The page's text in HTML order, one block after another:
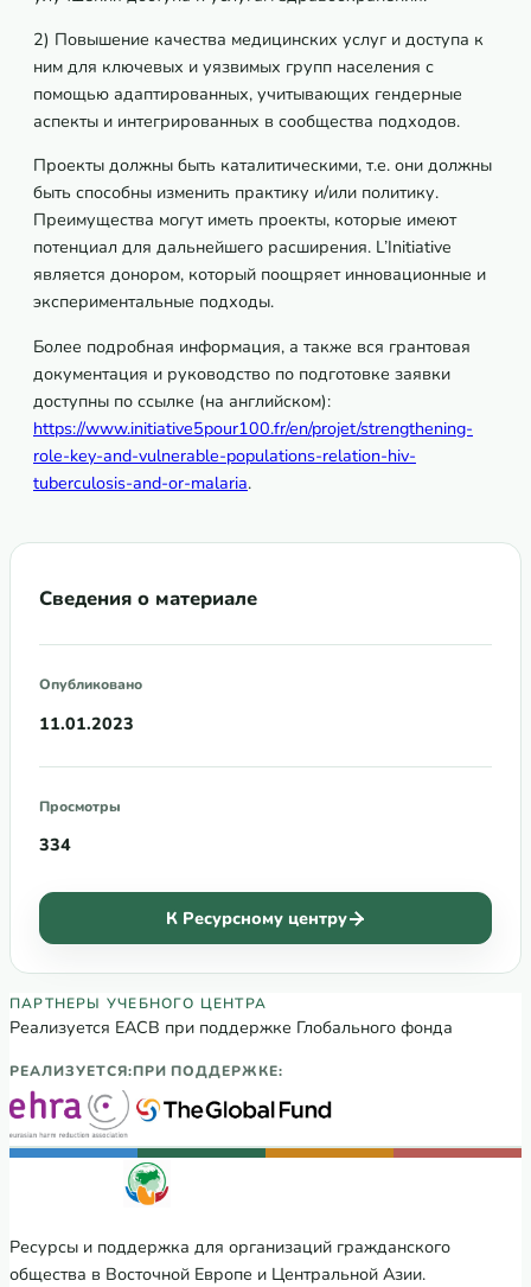
2) Повышение качества медицинских услуг и доступа к
ним для ключевых и уязвимых групп населения с
помощью адаптированных, учитывающих гендерные
аспекты и интегрированных в сообщества подходов.
Проекты должны быть каталитическими, т.е. они должны
быть способны изменить практику и/или политику.
Преимущества могут иметь проекты, которые имеют
потенциал для дальнейшего расширения. L’Initiative
является донором, который поощряет инновационные и
экспериментальные подходы.
Более подробная информация, а также вся грантовая
документация и руководство по подготовке заявки
доступны по ссылке (на английском):
https://www.initiative5pour100.fr/en/projet/strengthening-
role-key-and-vulnerable-populations-relation-hiv-
tuberculosis-and-or-malaria.
Сведения о материале
Опубликовано
11.01.2023
Просмотры
334
К Ресурсному центру
Партнеры Регионального учебного
ПАРТНЕРЫ УЧЕБНОГО ЦЕНТРА
Реализуется ЕАСВ при поддержке Глобального фонда
РЕАЛИЗУЕТСЯ:ПРИ ПОДДЕРЖКЕ:
Ресурсы и поддержка для организаций гражданского
общества в Восточной Европе и Центральной Азии.